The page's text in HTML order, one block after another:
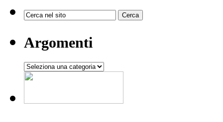
Argomenti
Argomenti